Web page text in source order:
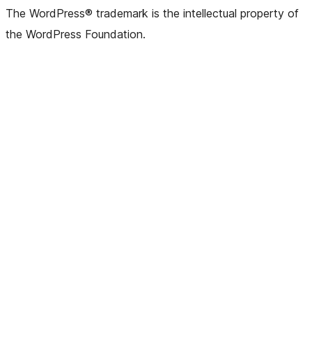
The WordPress® trademark is the intellectual property of
the WordPress Foundation.